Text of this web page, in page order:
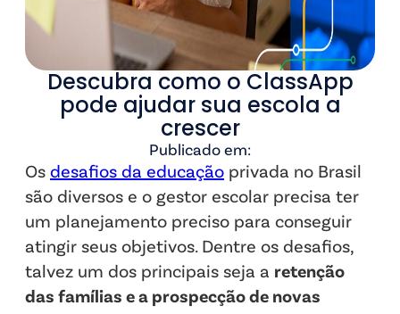
Descubra como o ClassApp
pode ajudar sua escola a
crescer
Publicado em:
Os desafios da educação privada no Brasil
são diversos e o gestor escolar precisa ter
um planejamento preciso para conseguir
atingir seus objetivos. Dentre os desafios,
talvez um dos principais seja a retenção
das famílias e a prospecção de novas